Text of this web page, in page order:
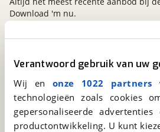
Verantwoord gebruik van uw
Wij en onze 1022 partners
technologieën zoals cookies
gepersonaliseerde
productontwikkeling. U kunt
viaBOVAG.nl
3981 AJ
Bunnik
Een initiatief van
BOVAG
Download 'm nu.